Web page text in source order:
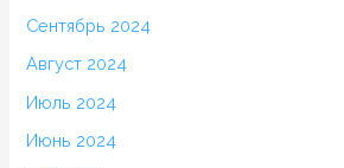
Сентябрь 2024
Август 2024
Июль 2024
Июнь 2024